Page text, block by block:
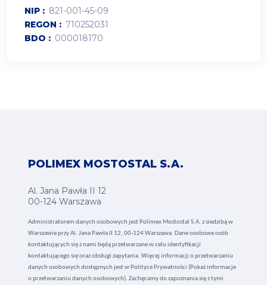
NIP
821-001-45-09
REGON
710252031
BDO
000018170
POLIMEX MOSTOSTAL S.A.
Al. Jana Pawła II 12
00-124 Warszawa
Administratorem danych osobowych jest Polimex Mostostal S.A. z siedzibą w
Warszawie przy Al. Jana Pawła II 12, 00-124 Warszawa. Dane osobowe osób
kontaktujących się z nami będą przetwarzane w celu identyfikacji
kontaktującego się oraz obsługi zapytania. Więcej informacji o przetwarzaniu
danych osobowych dostępnych jest w Polityce Prywatności (Pokaż informacje
o przetwarzaniu danych osobowych). Zachęcamy do zapoznania się z tymi